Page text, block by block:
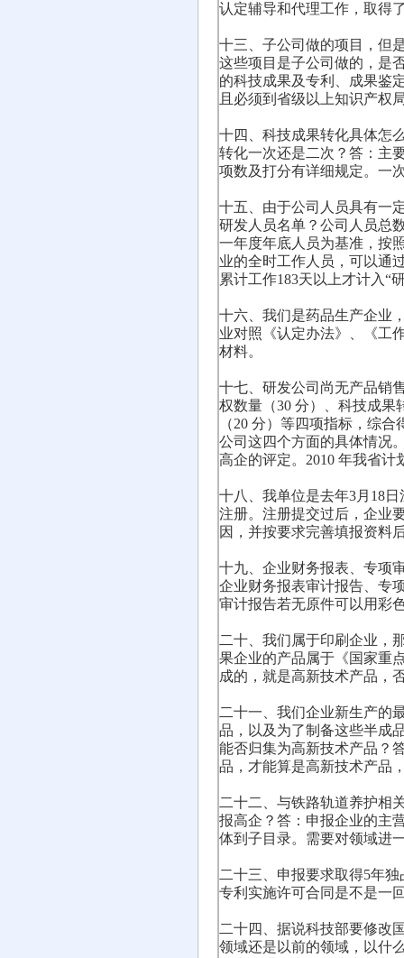
认定辅导和代理工作，取得
十三、子公司做的项目，但
这些项目是子公司做的，是
的科技成果及专利、成果鉴
且必须到省级以上知识产权
十四、科技成果转化具体怎
转化一次还是二次？答：主
项数及打分有详细规定。一
十五、由于公司人员具有一
研发人员名单？公司人员总
一年度年底人员为基准，按
业的全时工作人员，可以通
累计工作183天以上才计入“
十六、我们是药品生产企业
业对照《认定办法》、《工
材料。
十七、研发公司尚无产品销
权数量（30 分）、科技成果
（20 分）等四项指标，综
公司这四个方面的具体情况
高企的评定。2010 年我省
十八、我单位是去年3月18
注册。注册提交过后，企业
因，并按要求完善填报资料
十九、企业财务报表、专项
企业财务报表审计报告、专
审计报告若无原件可以用彩
二十、我们属于印刷企业，
果企业的产品属于《国家重
成的，就是高新技术产品，
二十一、我们企业新生产的
品，以及为了制备这些半成
能否归集为高新技术产品？
品，才能算是高新技术产品
二十二、与铁路轨道养护相
报高企？答：申报企业的主
体到子目录。需要对领域进
二十三、申报要求取得5年
专利实施许可合同是不是一
二十四、据说科技部要修改
领域还是以前的领域，以什